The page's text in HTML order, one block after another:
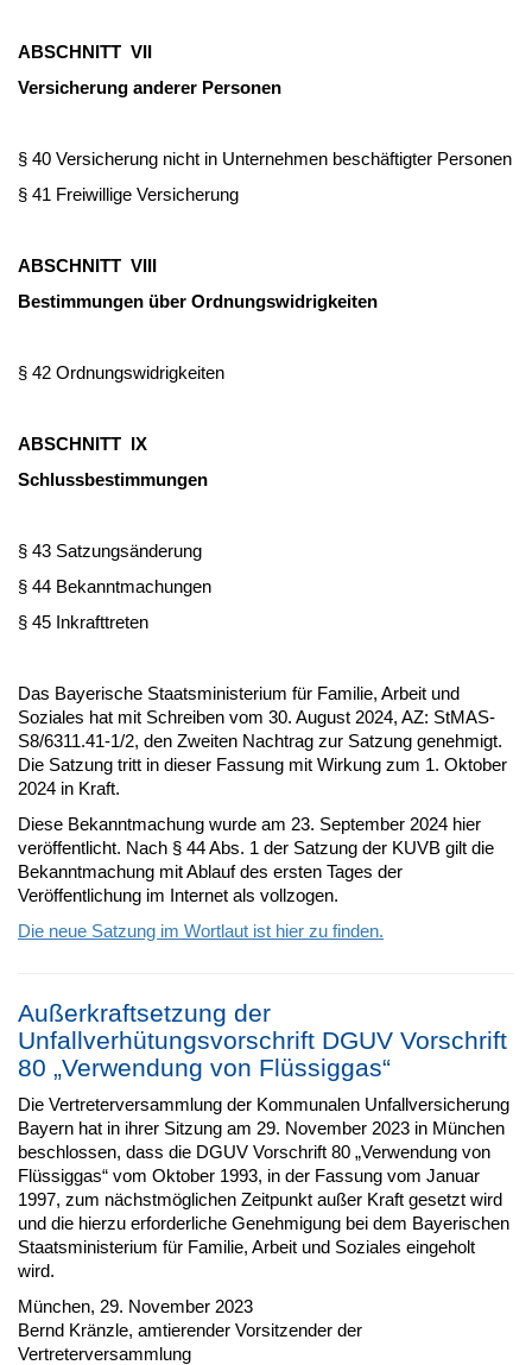
ABSCHNITT VII
Versicherung anderer Personen
§ 40 Versicherung nicht in Unternehmen beschäftigter Personen
§ 41 Freiwillige Versicherung
ABSCHNITT VIII
Bestimmungen über Ordnungswidrigkeiten
§ 42 Ordnungswidrigkeiten
ABSCHNITT IX
Schlussbestimmungen
§ 43 Satzungsänderung
§ 44 Bekanntmachungen
§ 45 Inkrafttreten
Das Bayerische Staatsministerium für Familie, Arbeit und
Soziales hat mit Schreiben vom 30. August 2024, AZ: StMAS-
S8/6311.41-1/2, den Zweiten Nachtrag zur Satzung genehmigt.
Die Satzung tritt in dieser Fassung mit Wirkung zum 1. Oktober
2024 in Kraft.
Diese Bekanntmachung wurde am 23. September 2024 hier
veröffentlicht. Nach § 44 Abs. 1 der Satzung der KUVB gilt die
Bekanntmachung mit Ablauf des ersten Tages der
Veröffentlichung im Internet als vollzogen.
Die neue Satzung im Wortlaut ist hier zu finden.
Außerkraftsetzung der
Unfallverhütungsvorschrift DGUV Vorschrift
80 „Verwendung von Flüssiggas“
Die Vertreterversammlung der Kommunalen Unfallversicherung
Bayern hat in ihrer Sitzung am 29. November 2023 in München
beschlossen, dass die DGUV Vorschrift 80 „Verwendung von
Flüssiggas“ vom Oktober 1993, in der Fassung vom Januar
1997, zum nächstmöglichen Zeitpunkt außer Kraft gesetzt wird
und die hierzu erforderliche Genehmigung bei dem Bayerischen
Staatsministerium für Familie, Arbeit und Soziales eingeholt
wird.
München, 29. November 2023
Bernd Kränzle, amtierender Vorsitzender der
Vertreterversammlung